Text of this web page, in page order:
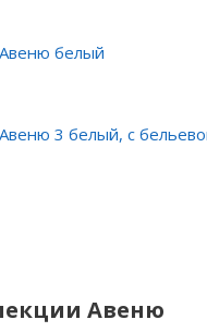
белый
3 белый, с
Авеню